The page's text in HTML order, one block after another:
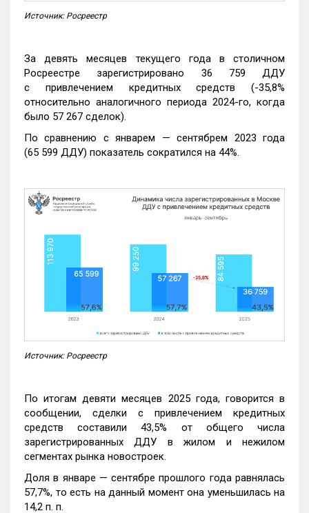
Источник: Росреестр
За девять месяцев текущего года в столичном
Росреестре зарегистрировано 36 759 ДДУ
с привлечением кредитных средств (-35,8%
относительно аналогичного периода 2024-го, когда
было 57 267 сделок).
По сравнению с январем — сентябрем 2023 года
(65 599 ДДУ) показатель сократился на 44%.
Источник: Росреестр
По итогам девяти месяцев 2025 года, говорится в
сообщении, сделки с привлечением кредитных
средств составили 43,5% от общего числа
зарегистрированных ДДУ в жилом и нежилом
сегментах рынка новостроек.
Доля в январе — сентябре прошлого года равнялась
57,7%, то есть на данный момент она уменьшилась на
14,2 п. п.